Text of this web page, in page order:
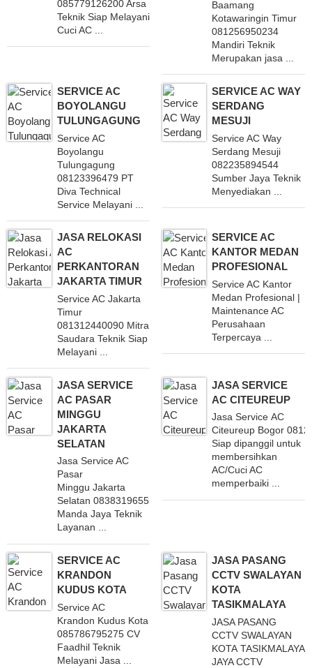
085779126200 Arsa
Teknik Siap Melayani
Cuci AC ...
Baamang
Kotawaringin Timur
081256950234
Mandiri Teknik
Merupakan jasa ...
SERVICE AC
BOYOLANGU
TULUNGAGUNG
Service AC
Boyolangu
Tulungagung
08123396479 PT
Diva Technical
Service Melayani ...
SERVICE AC WAY
SERDANG
MESUJI
Service AC Way
Serdang Mesuji
082235894544
Sumber Jaya Teknik
Menyediakan ...
JASA RELOKASI
AC
PERKANTORAN
JAKARTA TIMUR
Service AC Jakarta
Timur
081312440090 Mitra
Saudara Teknik Siap
Melayani ...
SERVICE AC
KANTOR MEDAN
PROFESIONAL
Service AC Kantor
Medan Profesional |
Maintenance AC
Perusahaan
Terpercaya ...
JASA SERVICE
AC PASAR
MINGGU
JAKARTA
SELATAN
Jasa Service AC
Pasar
Minggu Jakarta
Selatan 083831965558
Manda Jaya Teknik
Layanan ...
JASA SERVICE
AC CITEUREUP
Jasa Service AC
Citeureup Bogor
Siap dipanggil untuk
membersihkan
AC/Cuci AC
memperbaiki ...
SERVICE AC
KRANDON
KUDUS KOTA
Service AC
Krandon Kudus Kota
085786795275 CV
Faadhil Teknik
Melayani Jasa ...
JASA PASANG
CCTV SWALAYAN
KOTA
TASIKMALAYA
JASA PASANG
CCTV SWALAYAN
KOTA TASIKMALAYA
JAYA CCTV